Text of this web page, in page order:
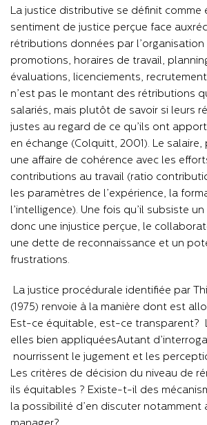
La justice distributive se définit comme
sentiment de justice perçue face aux
rétributions données par l’organisation
promotions, horaires de travail,
évaluations, licenciements,
n’est pas le montant des rétributions
salariés, mais plutôt de savoir si leurs
justes au regard de ce qu’ils ont
en échange (Colquitt, 2001). Le
une affaire de cohérence avec les
contributions au travail (ratio
les paramètres de l’expérience, la
l’intelligence). Une fois qu’il subsiste
donc une injustice perçue, le
une dette de reconnaissance et un
frustrations.
La justice procédurale identifiée par
(1975) renvoie à la manière dont est
Est-ce équitable, est-ce transparent?
elles bien appliquées? Autant
nourrissent le jugement et les
Les critères de décision du niveau de
ils équitables ? Existe-t-il des
la possibilité d’en discuter notamment